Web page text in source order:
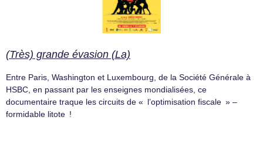
(Très) grande évasion (La)
Entre Paris, Washington et Luxembourg, de la Société Générale à
HSBC, en passant par les enseignes mondialisées, ce
documentaire traque les circuits de « l’optimisation fiscale » –
formidable litote !